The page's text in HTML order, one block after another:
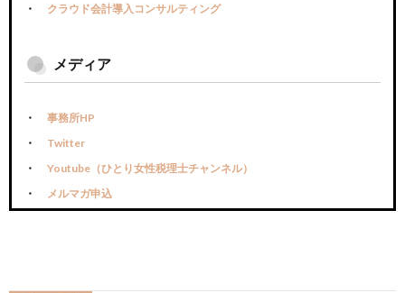
クラウド会計導入コンサルティング
メディア
事務所HP
Twitter
Youtube（ひとり女性税理士チャンネル）
メルマガ申込